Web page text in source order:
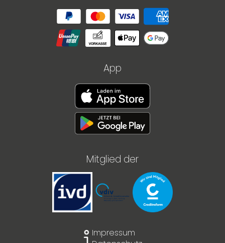
App
Mitglied der
Impressum